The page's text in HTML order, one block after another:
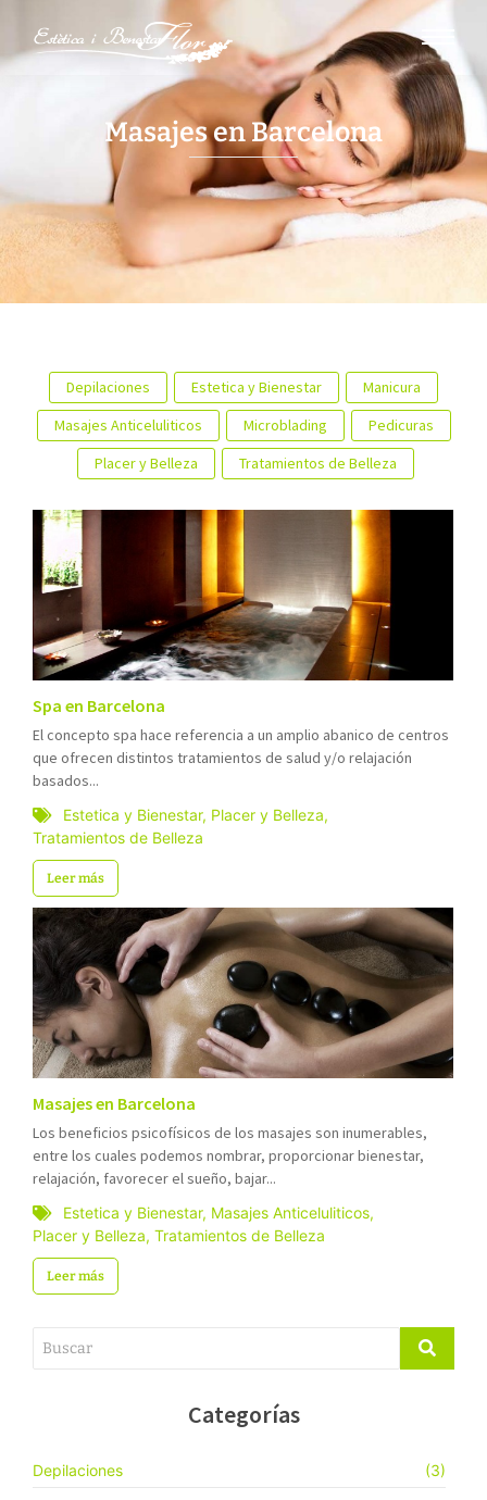
Masajes en Barcelona
Depilaciones Estetica y Bienestar
Manicura
Masajes Anticeluliticos
Microblading
Pedicuras
Placer y Belleza
Tratamientos de Belleza
Spa en Barcelona
El concepto spa hace referencia a un amplio abanico de centros
que ofrecen distintos tratamientos de salud y/o relajación
basados...
Estetica y Bienestar, Placer y Belleza,
Tratamientos de Belleza
Leer más
Masajes en Barcelona
Los beneficios psicofísicos de los masajes son inumerables,
entre los cuales podemos nombrar, proporcionar bienestar,
relajación, favorecer el sueño, bajar...
Estetica y Bienestar, Masajes Anticeluliticos,
Placer y Belleza, Tratamientos de Belleza
Leer más
Categorías
Depilaciones (3)